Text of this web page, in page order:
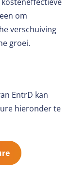
om
verschuiving
groei.
EntrD kan
hieronder te